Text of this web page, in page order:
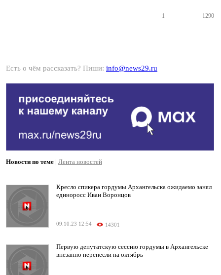
1 1290
Есть о чём рассказать? Пиши: info@news29.ru
Новости по теме | Лента новостей
Кресло спикера гордумы Архангельска ожидаемо занял
единоросс Иван Воронцов
09.10.23 12:54 14301
Первую депутатскую сессию гордумы в Архангельске
внезапно перенесли на октябрь